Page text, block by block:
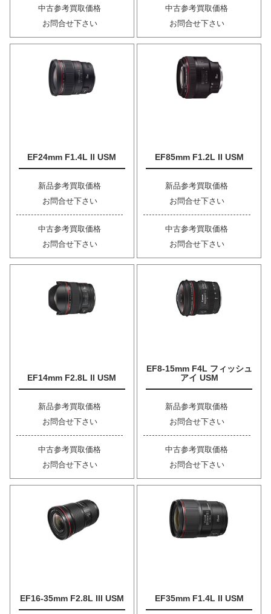
中古参考買取価格
お問合せ下さい
中古参考買取価格
お問合せ下さい
EF24mm F1.4L II USM
新品参考買取価格
お問合せ下さい
中古参考買取価格
お問合せ下さい
EF85mm F1.2L II USM
新品参考買取価格
お問合せ下さい
中古参考買取価格
お問合せ下さい
EF14mm F2.8L II USM
新品参考買取価格
お問合せ下さい
中古参考買取価格
お問合せ下さい
EF8-15mm F4L フィッシュ
アイ USM
新品参考買取価格
お問合せ下さい
中古参考買取価格
お問合せ下さい
EF16-35mm F2.8L III USM EF35mm F1.4L II USM